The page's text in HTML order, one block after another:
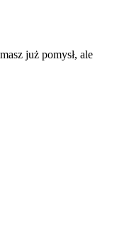
już pomysł, ale